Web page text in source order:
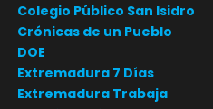
Colegio Público San Isidro
Crónicas de un Pueblo
DOE
Extremadura 7 Días
Extremadura Trabaja